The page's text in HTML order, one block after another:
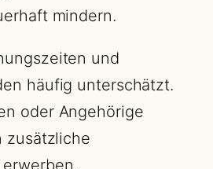
mindern.
und
häufig unterschätzt.
oder Angehörige
zusätzliche